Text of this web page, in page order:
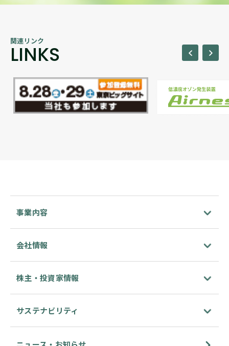
関連リンク
LINKS
事業内容
会社情報
株主・投資家情報
サステナビリティ